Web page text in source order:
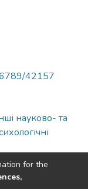
42157
науково- та
for the